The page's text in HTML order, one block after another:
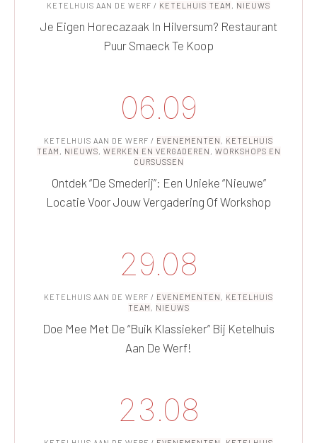
KETELHUIS AAN DE WERF / KETELHUIS TEAM , NIEUWS
Je Eigen Horecazaak In Hilversum? Restaurant
Puur Smaeck Te Koop
06.09
KETELHUIS AAN DE WERF / EVENEMENTEN , KETELHUIS
TEAM , NIEUWS, WERKEN EN VERGADEREN , WORKSHOPS EN
CURSUSSEN
Ontdek “De Smederij”: Een Unieke “nieuwe”
Locatie Voor Jouw Vergadering Of Workshop
29.08
KETELHUIS AAN DE WERF / EVENEMENTEN , KETELHUIS
TEAM , NIEUWS
Doe Mee Met De “Buik Klassieker” Bij Ketelhuis
Aan De Werf!
23.08